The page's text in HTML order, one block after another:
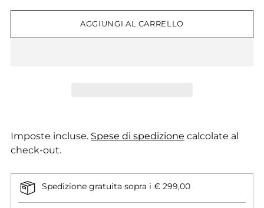
AGGIUNGI AL CARRELLO
Imposte incluse. Spese di spedizione calcolate al
check-out.
Spedizione gratuita sopra i € 299,00